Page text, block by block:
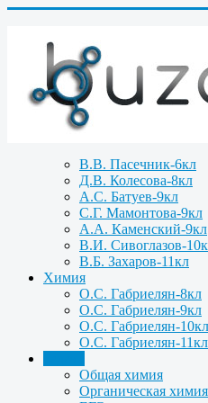
В.В. Пасечник-6кл
Д.В. Колесова-8кл
А.С. Батуев-9кл
С.Г. Мамонтова-9кл
А.А. Каменский-9кл
В.И. Сивоглазов-
В.Б. Захаров-11кл
Химия
О.С. Габриелян-8кл
О.С. Габриелян-9кл
О.С. Габриелян-10кл
О.С. Габриелян-11кл
Общая химия
Органическая химия